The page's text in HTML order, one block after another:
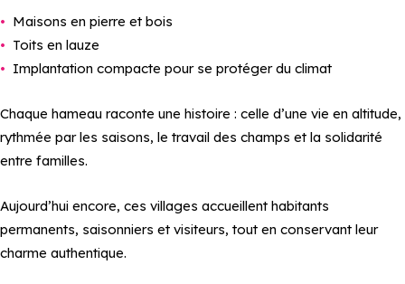
Maisons en pierre et bois
Toits en lauze
Implantation compacte pour se protéger du climat
Chaque hameau raconte une histoire : celle d’une vie en altitude,
rythmée par les saisons, le travail des champs et la solidarité
entre familles.
Aujourd’hui encore, ces villages accueillent habitants
permanents, saisonniers et visiteurs, tout en conservant leur
charme authentique.